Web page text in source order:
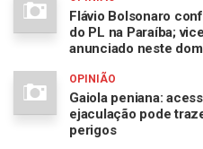
Flávio Bolsonaro
do PL na Paraíba;
anunciado neste
OPINIÃO
Gaiola peniana:
ejaculação pode
perigos